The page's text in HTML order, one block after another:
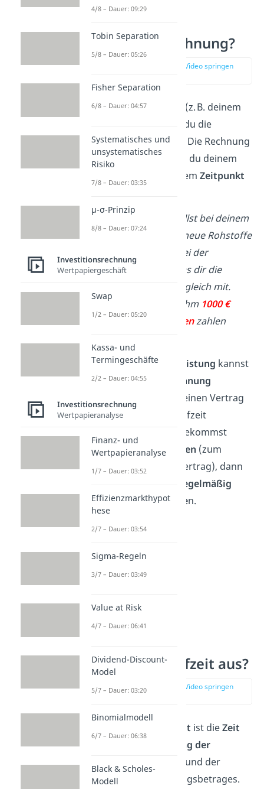
Kreditorenrechnung?
zur Stelle im Video springen
Von deinem Kreditor (z. B. deinem
Lieferanten) erhältst du die
Kreditorenrechnung
Die Rechnung
sagt dir,wie viel Geld
du deinem
Kreditor bis zu welchemZeitpunkt
Stell dir vor, du bestellst bei deinem
Lieferanten Thomas
neue Rohstoffe
für die Produktion. Bei der
Lieferung gibt Thomas dir die
gleich mit.
Darin steht, dass du ihm 1000 €
innerhalb von
30 Tagenzahlen
Für eineeinmalige Leistung kannst
du eineeinzelne Rechnung
bekommen. Hast du einen Vertrag
über eine längere Laufzeit
abgeschlossen und bekommst
regelmäßig Leistungen (zum
Beispiel ein Internetvertrag), dann
regelmäßig
Kreditorenrechnungen.
Kreditorenlaufzeit aus?
zur Stelle im Video springen
(01:50)
Kreditorenlaufzeit ist dieZeit
Eingang der
und der
Zahlung
des Rechnungsbetrages.
4/8 – Dauer: 09:29
Tobin Separation
5/8 – Dauer: 05:26
Fisher Separation
6/8 – Dauer: 04:57
Systematisches und
unsystematisches
Risiko
7/8 – Dauer: 03:35
μ-σ-Prinzip
8/8 – Dauer: 07:24
Investitionsrechnung
Wertpapiergeschäft
Swap
1/2 – Dauer: 05:20
Kassa- und
Termingeschäfte
2/2 – Dauer: 04:55
Investitionsrechnung
Wertpapieranalyse
Finanz- und
Wertpapieranalyse
1/7 – Dauer: 03:52
Effizienzmarkthypot
hese
2/7 – Dauer: 03:54
Sigma-Regeln
3/7 – Dauer: 03:49
Value at Risk
4/7 – Dauer: 06:41
Dividend-Discount-
Model
5/7 – Dauer: 03:20
Binomialmodell
6/7 – Dauer: 06:38
Black & Scholes-
Modell